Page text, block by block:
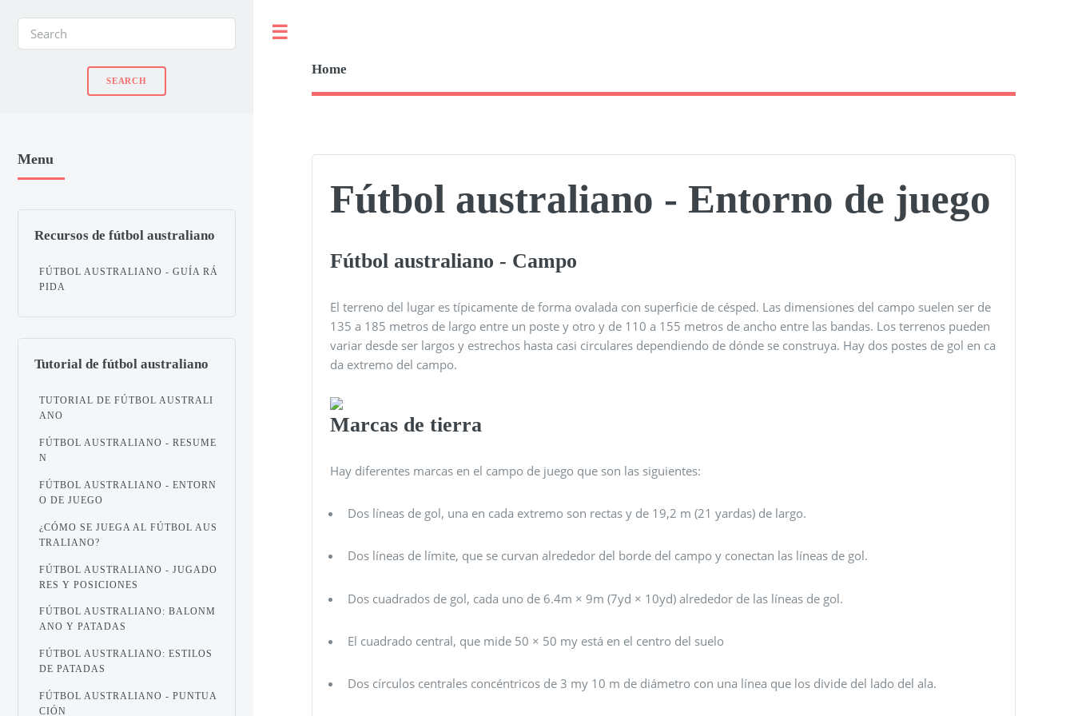
Home
Fútbol australiano - Entorno de juego
Fútbol australiano - Campo
El terreno del lugar es típicamente de forma ovalada con superficie de césped. Las dimensiones del campo suelen ser de
135 a 185 metros de largo entre un poste y otro y de 110 a 155 metros de ancho entre las bandas. Los terrenos pueden
variar desde ser largos y estrechos hasta casi circulares dependiendo de dónde se construya. Hay dos postes de gol en ca
da extremo del campo.
Marcas de tierra
Hay diferentes marcas en el campo de juego que son las siguientes:
Dos líneas de gol, una en cada extremo son rectas y de 19,2 m (21 yardas) de largo.
Dos líneas de límite, que se curvan alrededor del borde del campo y conectan las líneas de gol.
Dos cuadrados de gol, cada uno de 6.4m × 9m (7yd × 10yd) alrededor de las líneas de gol.
El cuadrado central, que mide 50 × 50 my está en el centro del suelo
Dos círculos centrales concéntricos de 3 my 10 m de diámetro con una línea que los divide del lado del ala.
Menu
Recursos de fútbol australiano
FÚTBOL AUSTRALIANO - GUÍA RÁ
PIDA
Tutorial de fútbol australiano
TUTORIAL DE FÚTBOL AUSTRALI
ANO
FÚTBOL AUSTRALIANO - RESUME
N
FÚTBOL AUSTRALIANO - ENTORN
O DE JUEGO
¿CÓMO SE JUEGA AL FÚTBOL AUS
TRALIANO?
FÚTBOL AUSTRALIANO - JUGADO
RES Y POSICIONES
FÚTBOL AUSTRALIANO: BALONM
ANO Y PATADAS
FÚTBOL AUSTRALIANO: ESTILOS
DE PATADAS
FÚTBOL AUSTRALIANO - PUNTUA
CIÓN